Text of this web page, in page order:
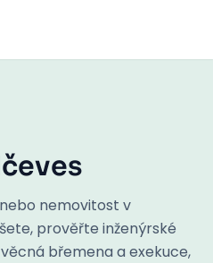
nemovitost v
prověřte inženýrské
břemena a exekuce,